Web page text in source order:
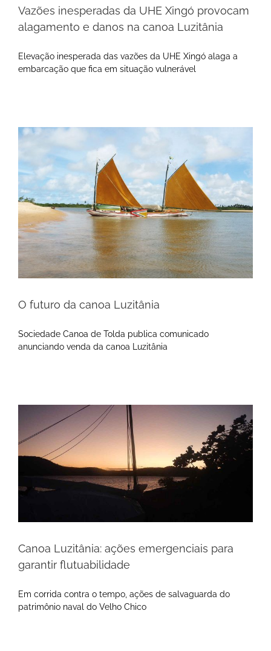
Vazões inesperadas da UHE Xingó provocam
alagamento e danos na canoa Luzitânia
Elevação inesperada das vazões da UHE Xingó alaga a
embarcação que fica em situação vulnerável
O futuro da canoa Luzitânia
Sociedade Canoa de Tolda publica comunicado
anunciando venda da canoa Luzitânia
Canoa Luzitânia: ações emergenciais para
garantir flutuabilidade
Em corrida contra o tempo, ações de salvaguarda do
patrimônio naval do Velho Chico